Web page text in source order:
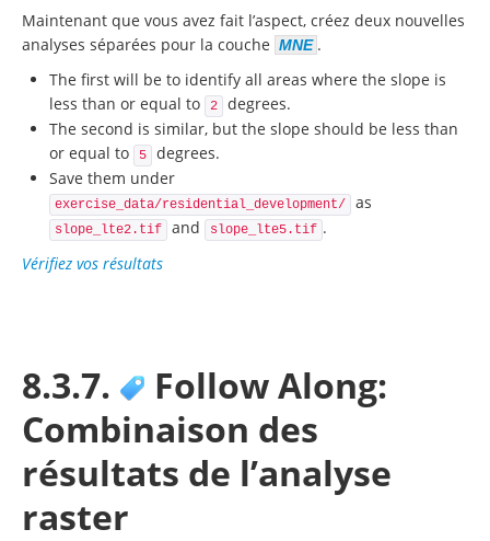
Maintenant que vous avez fait l’aspect, créez deux nouvelles
analyses séparées pour la couche MNE .
The first will be to identify all areas where the slope is
less than or equal to
2
degrees.
The second is similar, but the slope should be less than
or equal to
5
degrees.
Save them under
exercise_data/residential_development/ as
slope_lte2.tif and slope_lte5.tif .
Vérifiez vos résultats
8.3.7.
Follow Along:
Combinaison des
résultats de l’analyse
raster